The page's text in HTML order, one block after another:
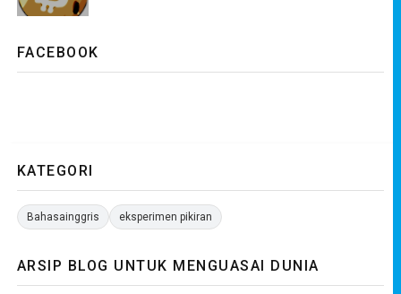
FACEBOOK
KATEGORI
Bahasainggris eksperimen pikiran
ARSIP BLOG UNTUK MENGUASAI DUNIA